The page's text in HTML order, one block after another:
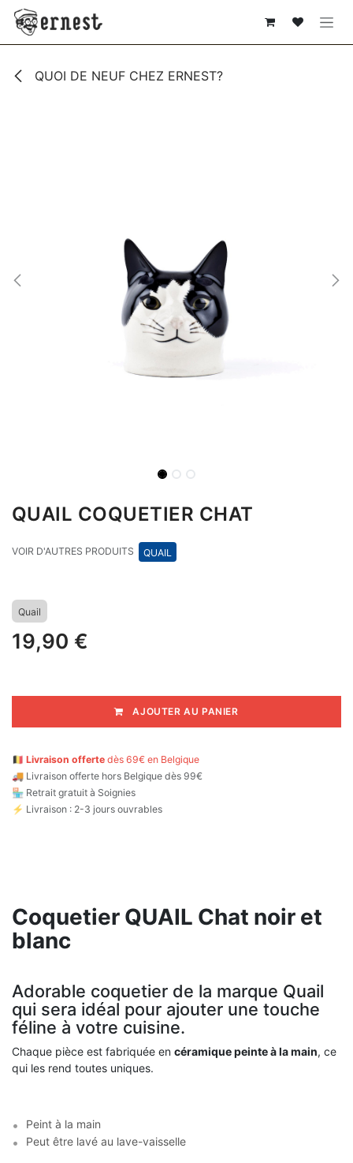
SE RENDRE AU CONTENU
QUOI DE NEUF CHEZ ERNEST?
QUAIL COQUETIER CHAT
VOIR D'AUTRES PRODUITS QUAIL
Quail
19,90 €
AJOUTER AU PANIER
🇧🇪 Livraison offerte dès 69€ en Belgique
🚚 Livraison offerte hors Belgique dès 99€
🏪 Retrait gratuit à Soignies
⚡ Livraison : 2-3 jours ouvrables
Coquetier QUAIL Chat noir et
blanc
Adorable coquetier de la marque Quail
qui sera idéal pour ajouter une touche
féline à votre cuisine.
Chaque pièce est fabriquée en céramique peinte à la main, ce
qui les rend toutes uniques.
Peint à la main
Peut être lavé au lave-vaisselle